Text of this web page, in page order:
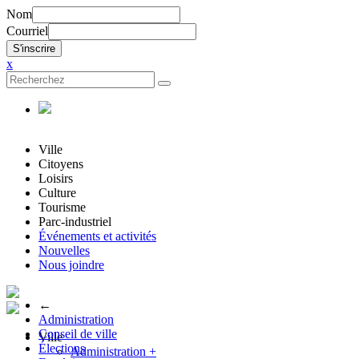
Nom
Courriel
x
Ville
Citoyens
Loisirs
Culture
Tourisme
Parc-industriel
Événements et activités
Nouvelles
Nous joindre
←
Administration
Conseil de ville
Élections
Ville
Administration +